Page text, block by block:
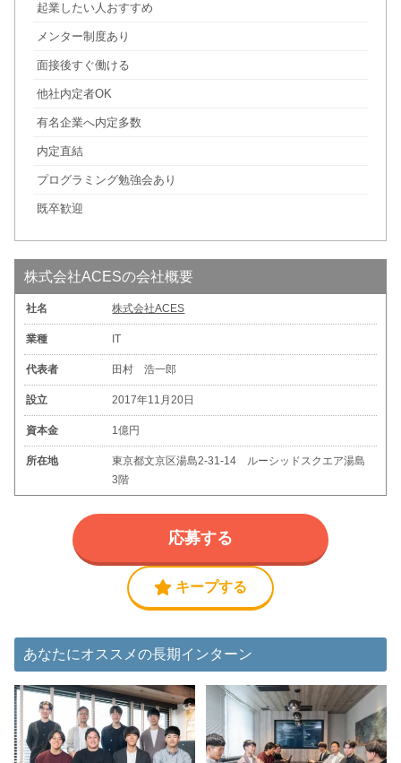
起業したい人おすすめ
メンター制度あり
面接後すぐ働ける
他社内定者OK
有名企業へ内定多数
内定直結
プログラミング勉強会あり
既卒歓迎
株式会社ACESの会社概要
社名 株式会社ACES
業種 IT
代表者 田村 浩一郎
設立 2017年11月20日
資本金 1億円
所在地
東京都文京区湯島2-31-14 ルーシッドスクエア湯島
3階
キープする
応募する
あなたにオススメの長期インターン